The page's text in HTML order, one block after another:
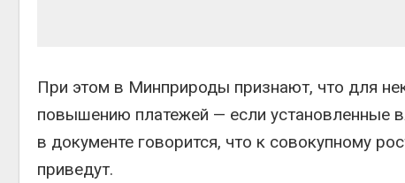
При этом в Минприроды признают, что для
повышению платежей — если установленные
в документе говорится, что к совокупному
приведут.